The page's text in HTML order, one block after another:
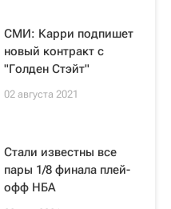
СМИ: Карри подпишет
новый контракт с
"Голден Стэйт"
02 августа 2021
Стали известны все
пары 1/8 финала плей-
офф НБА